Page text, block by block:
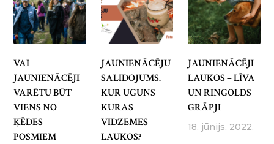
VAI
JAUNIENĀCĒJI
VARĒTU BŪT
VIENS NO
ĶĒDES
POSMIEM
JAUNIENĀCĒJU
SALIDOJUMS.
KUR UGUNS
KURAS
VIDZEMES
LAUKOS?
JAUNIENĀCĒJI
LAUKOS – LĪVA
UN RINGOLDS
GRĀPJI
18. jūnijs, 2022.